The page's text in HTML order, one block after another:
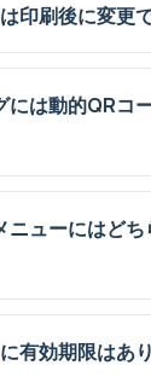
印刷後に変更
には動的QRコ
ニューにはど
有効期限はあ